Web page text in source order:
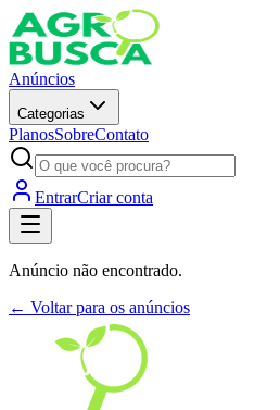
Anúncios
Categorias
PlanosSobreContato
EntrarCriar conta
Anúncio não encontrado.
← Voltar para os anúncios